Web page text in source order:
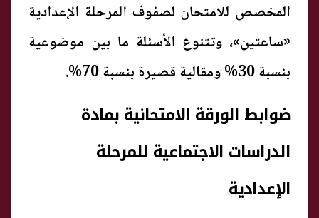
المخصص للامتحان لصفوف المرحلة الإعدادية
«ساعتين»، وتتنوع الأسئلة ما بين موضوعية
بنسبة 30% ومقالية قصيرة بنسبة 70%.
ضوابط الورقة الامتحانية بمادة
الدراسات الاجتماعية للمرحلة
الإعدادية